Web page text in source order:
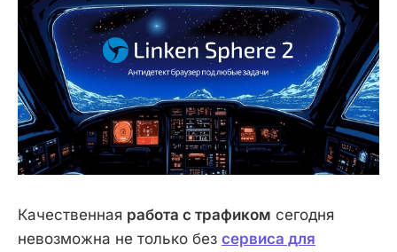
Качественная работа с трафиком сегодня
невозможна не только без сервиса для